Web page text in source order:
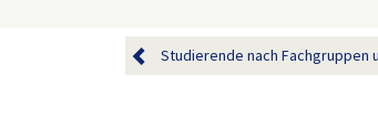
Studierende nach Fachgruppen